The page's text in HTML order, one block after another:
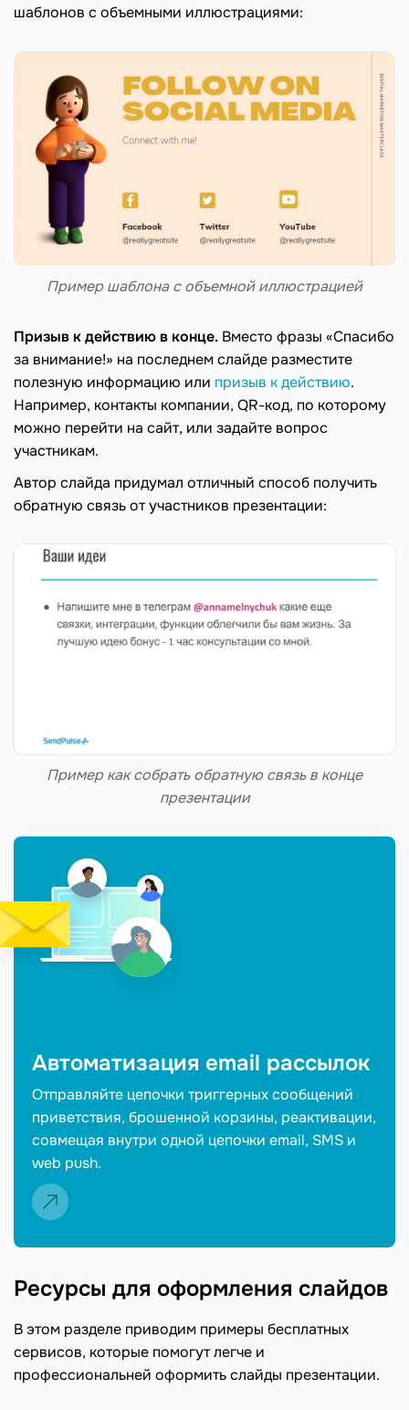
шаблонов с объемными иллюстрациями:
Пример шаблона с объемной иллюстрацией
Призыв к действию в конце. Вместо фразы «Спасибо
за внимание!» на последнем слайде разместите
полезную информацию или призыв к действию.
Например, контакты компании, QR-код, по которому
можно перейти на сайт, или задайте вопрос
участникам.
Автор слайда придумал отличный способ получить
обратную связь от участников презентации:
Пример как собрать обратную связь в конце
презентации
Автоматизация email рассылок
Отправляйте цепочки триггерных сообщений
приветствия, брошенной корзины, реактивации,
совмещая внутри одной цепочки email, SMS и
web push.
Ресурсы для оформления слайдов
В этом разделе приводим примеры бесплатных
сервисов, которые помогут легче и
профессиональней оформить слайды презентации.